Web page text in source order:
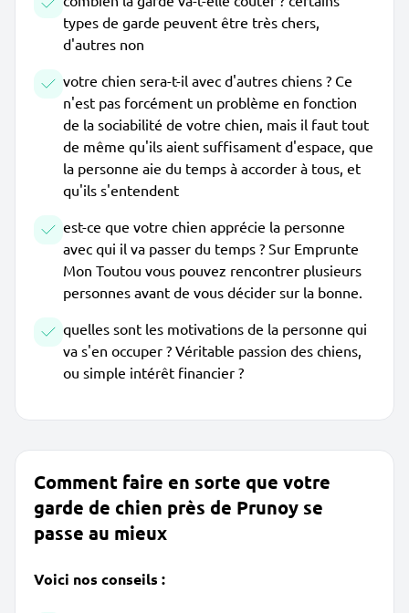
types de garde peuvent être très chers,
d'autres non
votre chien sera-t-il avec d'autres chiens ? Ce
n'est pas forcément un problème en fonction
de la sociabilité de votre chien, mais il faut tout
de même qu'ils aient suffisament d'espace, que
la personne aie du temps à accorder à tous, et
qu'ils s'entendent
est-ce que votre chien apprécie la personne
avec qui il va passer du temps ? Sur Emprunte
Mon Toutou vous pouvez rencontrer plusieurs
personnes avant de vous décider sur la bonne.
quelles sont les motivations de la personne qui
va s'en occuper ? Véritable passion des chiens,
ou simple intérêt financier ?
Comment faire en sorte que votre
garde de chien près de Prunoy se
passe au mieux
Voici nos conseils :